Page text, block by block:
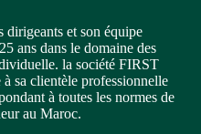
dirigeants et son équipe
ans dans le domaine des
la société FIRST
sa clientèle professionnelle
à toutes les normes de
au Maroc.